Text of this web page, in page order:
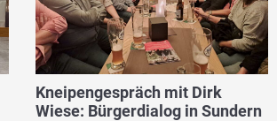
Kneipengespräch mit Dirk
Wiese: Bürgerdialog in Sundern